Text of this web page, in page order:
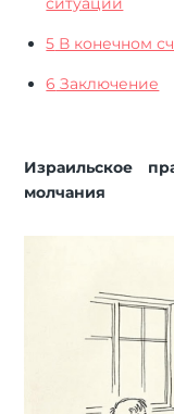
5 В конечном
6 Заключение
Израильское
молчания